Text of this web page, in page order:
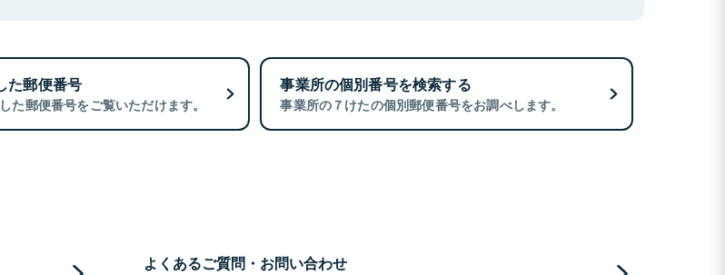
た郵便番号
た郵便番号をご覧いただけます。
事業所の個別番号を検索する
事業所の７けたの個別郵便番号をお調べします。
よくあるご質問・お問い合わせ